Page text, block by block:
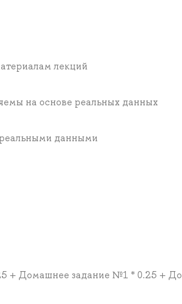
лекций
на основе реальных данных
реальными данными
+ Домашнее задание №1 * 0.25 +